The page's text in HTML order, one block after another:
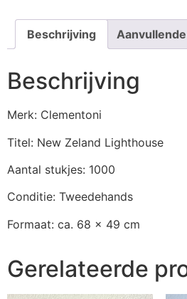
Beschrijving
Beschrijving
Merk: Clementoni
Titel: New Zeland Lighthouse
Aantal stukjes: 1000
Conditie: Tweedehands
Formaat: ca. 68 x 49 cm
Gerelateerde